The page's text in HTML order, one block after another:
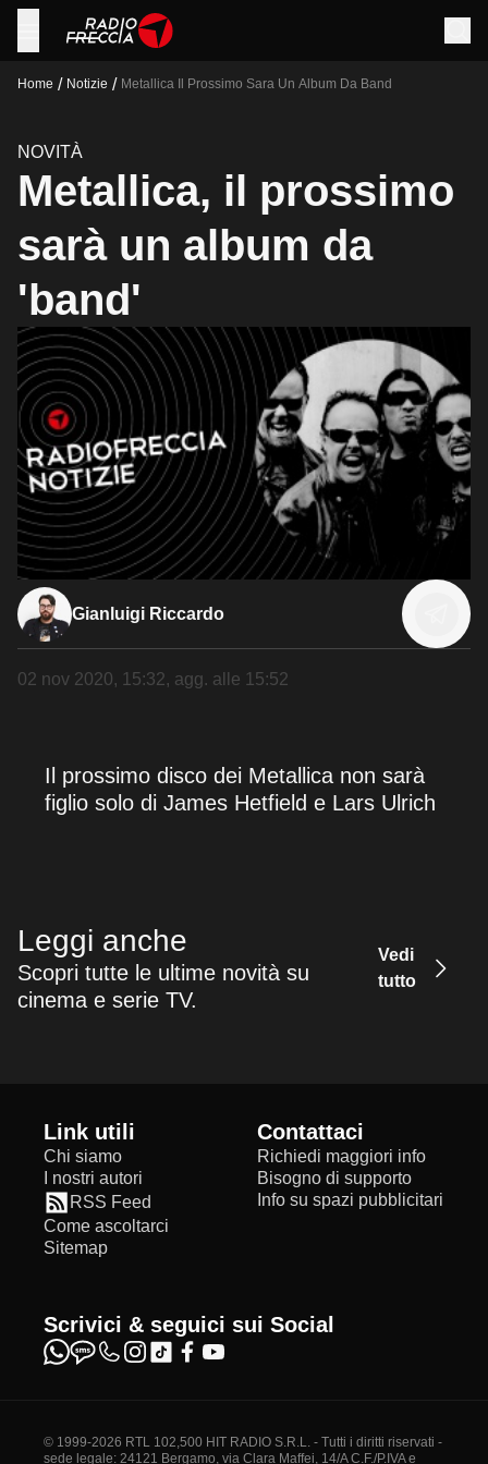
Home / Notizie / Metallica Il Prossimo Sara Un Album Da Band
NOVITÀ
Metallica, il prossimo
sarà un album da
'band'
Gianluigi Riccardo
02 nov 2020, 15:32, agg. alle 15:52
Il prossimo disco dei Metallica non sarà
figlio solo di James Hetfield e Lars Ulrich
Leggi anche
Scopri tutte le ultime novità su
cinema e serie TV.
Vedi
tutto
Link utili
Chi siamo
I nostri autori
RSS Feed
Come ascoltarci
Sitemap
Contattaci
Richiedi maggiori info
Bisogno di supporto
Info su spazi pubblicitari
Scrivici & seguici sui Social
© 1999-2026 RTL 102,500 HIT RADIO S.R.L. - Tutti i diritti riservati -
sede legale: 24121 Bergamo, via Clara Maffei, 14/A C.F./P.IVA e